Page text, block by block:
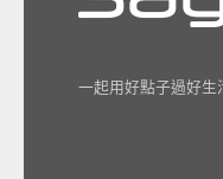
一起用好點子過好生